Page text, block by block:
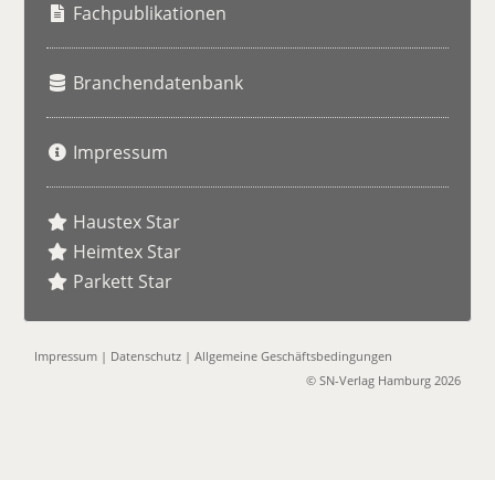
Fachpublikationen
Branchendatenbank
Impressum
Haustex Star
Heimtex Star
Parkett Star
Impressum | Datenschutz |Allgemeine Geschäftsbedingungen
© SN-Verlag Hamburg 2026